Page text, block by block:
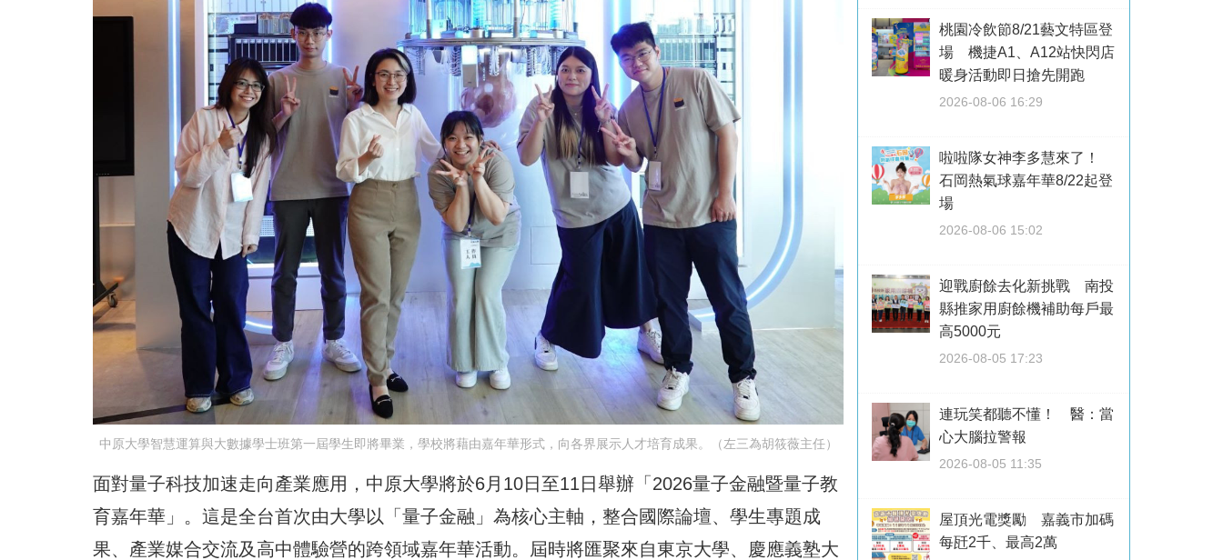
中原大學智慧運算與大數據學士班第一屆學生即將畢業，學校將藉由嘉年華形式，向各界展示人才培育成果。（左三為胡筱薇主任）
面對量子科技加速走向產業應用，中原大學將於6月10日至11日舉辦「2026量子金融暨量子教
育嘉年華」。這是全台首次由大學以「量子金融」為核心主軸，整合國際論壇、學生專題成
果、產業媒合交流及高中體驗營的跨領域嘉年華活動。屆時將匯聚來自東京大學、慶應義塾大
桃園冷飲節8/21藝文特區登
場 機捷A1、A12站快閃店
暖身活動即日搶先開跑
2026-08-06 16:29
啦啦隊女神李多慧來了！
石岡熱氣球嘉年華8/22起登
場
2026-08-06 15:02
迎戰廚餘去化新挑戰 南投
縣推家用廚餘機補助每戶最
高5000元
2026-08-05 17:23
連玩笑都聽不懂！ 醫：當
心大腦拉警報
2026-08-05 11:35
屋頂光電獎勵 嘉義市加碼
每瓩2千、最高2萬